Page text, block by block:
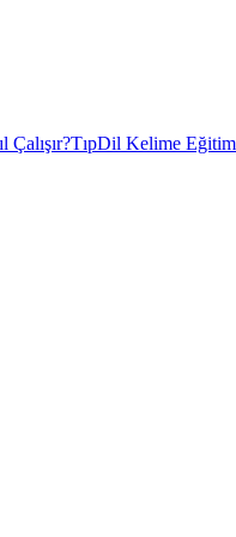
TıpDil Kelime